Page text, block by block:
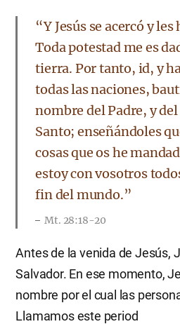
​“Y Jesús se acercó y
Toda potestad me es
tierra. Por tanto, id, y
todas las naciones,
nombre del Padre, y
Santo; enseñándoles
cosas que os he
estoy con vosotros
fin del mundo.”
Mt. 28:18-20
Antes de la venida de Jesús,
Salvador. En ese momento,
nombre por el cual las
Llamamos este period